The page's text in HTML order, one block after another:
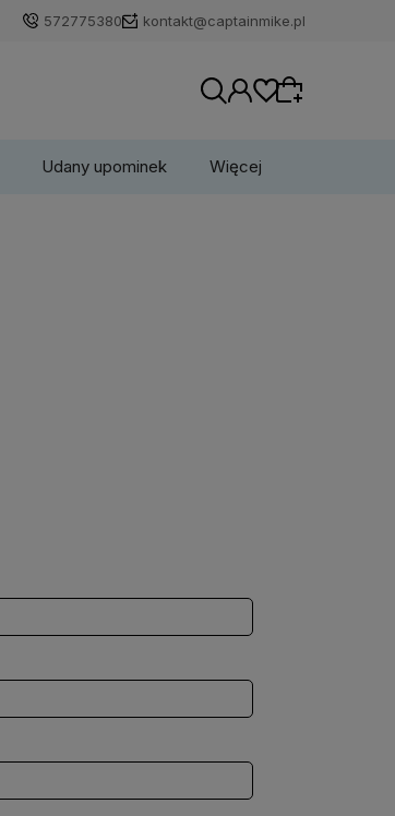
572775380 kontakt@captainmike.pl
Udany upominek Więcej